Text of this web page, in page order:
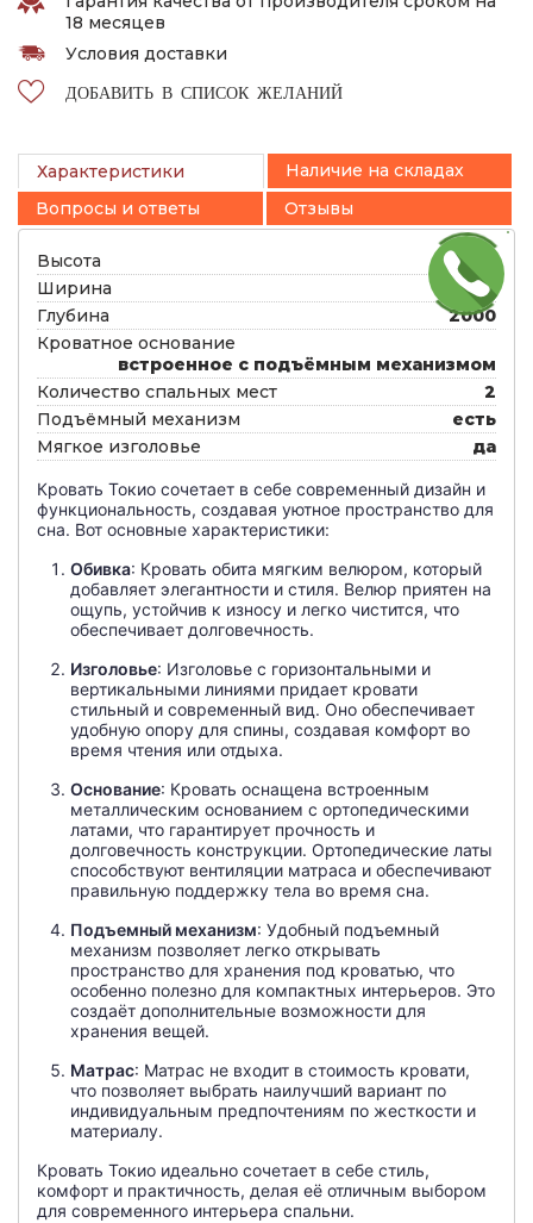
18 месяцев
Условия доставки
ДОБАВИТЬ В СПИСОК ЖЕЛАНИЙ
Характеристики
Наличие на складах
Вопросы и ответы
Отзывы
Высота
900
Ширина
1600
Глубина
2000
Кроватное основание
встроенное с подъёмным механизмом
Количество спальных мест
2
Подъёмный механизм
есть
Мягкое изголовье
да
Кровать Токио сочетает в себе современный дизайн и
функциональность, создавая уютное пространство для
сна. Вот основные характеристики:
Обивка: Кровать обита мягким велюром, который
добавляет элегантности и стиля. Велюр приятен на
ощупь, устойчив к износу и легко чистится, что
обеспечивает долговечность.
Изголовье: Изголовье с горизонтальными и
вертикальными линиями придает кровати
стильный и современный вид. Оно обеспечивает
удобную опору для спины, создавая комфорт во
время чтения или отдыха.
Основание: Кровать оснащена встроенным
металлическим основанием с ортопедическими
латами, что гарантирует прочность и
долговечность конструкции. Ортопедические латы
способствуют вентиляции матраса и обеспечивают
правильную поддержку тела во время сна.
Подъемный механизм: Удобный подъемный
механизм позволяет легко открывать
пространство для хранения под кроватью, что
особенно полезно для компактных интерьеров. Это
создаёт дополнительные возможности для
хранения вещей.
Матрас: Матрас не входит в стоимость кровати,
что позволяет выбрать наилучший вариант по
индивидуальным предпочтениям по жесткости и
материалу.
Кровать Токио идеально сочетает в себе стиль,
комфорт и практичность, делая её отличным выбором
для современного интерьера спальни.